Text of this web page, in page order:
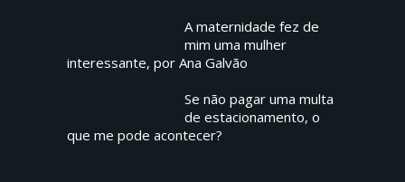
A maternidade fez de
mim uma mulher
interessante, por Ana Galvão
Se não pagar uma multa
de estacionamento, o
que me pode acontecer?